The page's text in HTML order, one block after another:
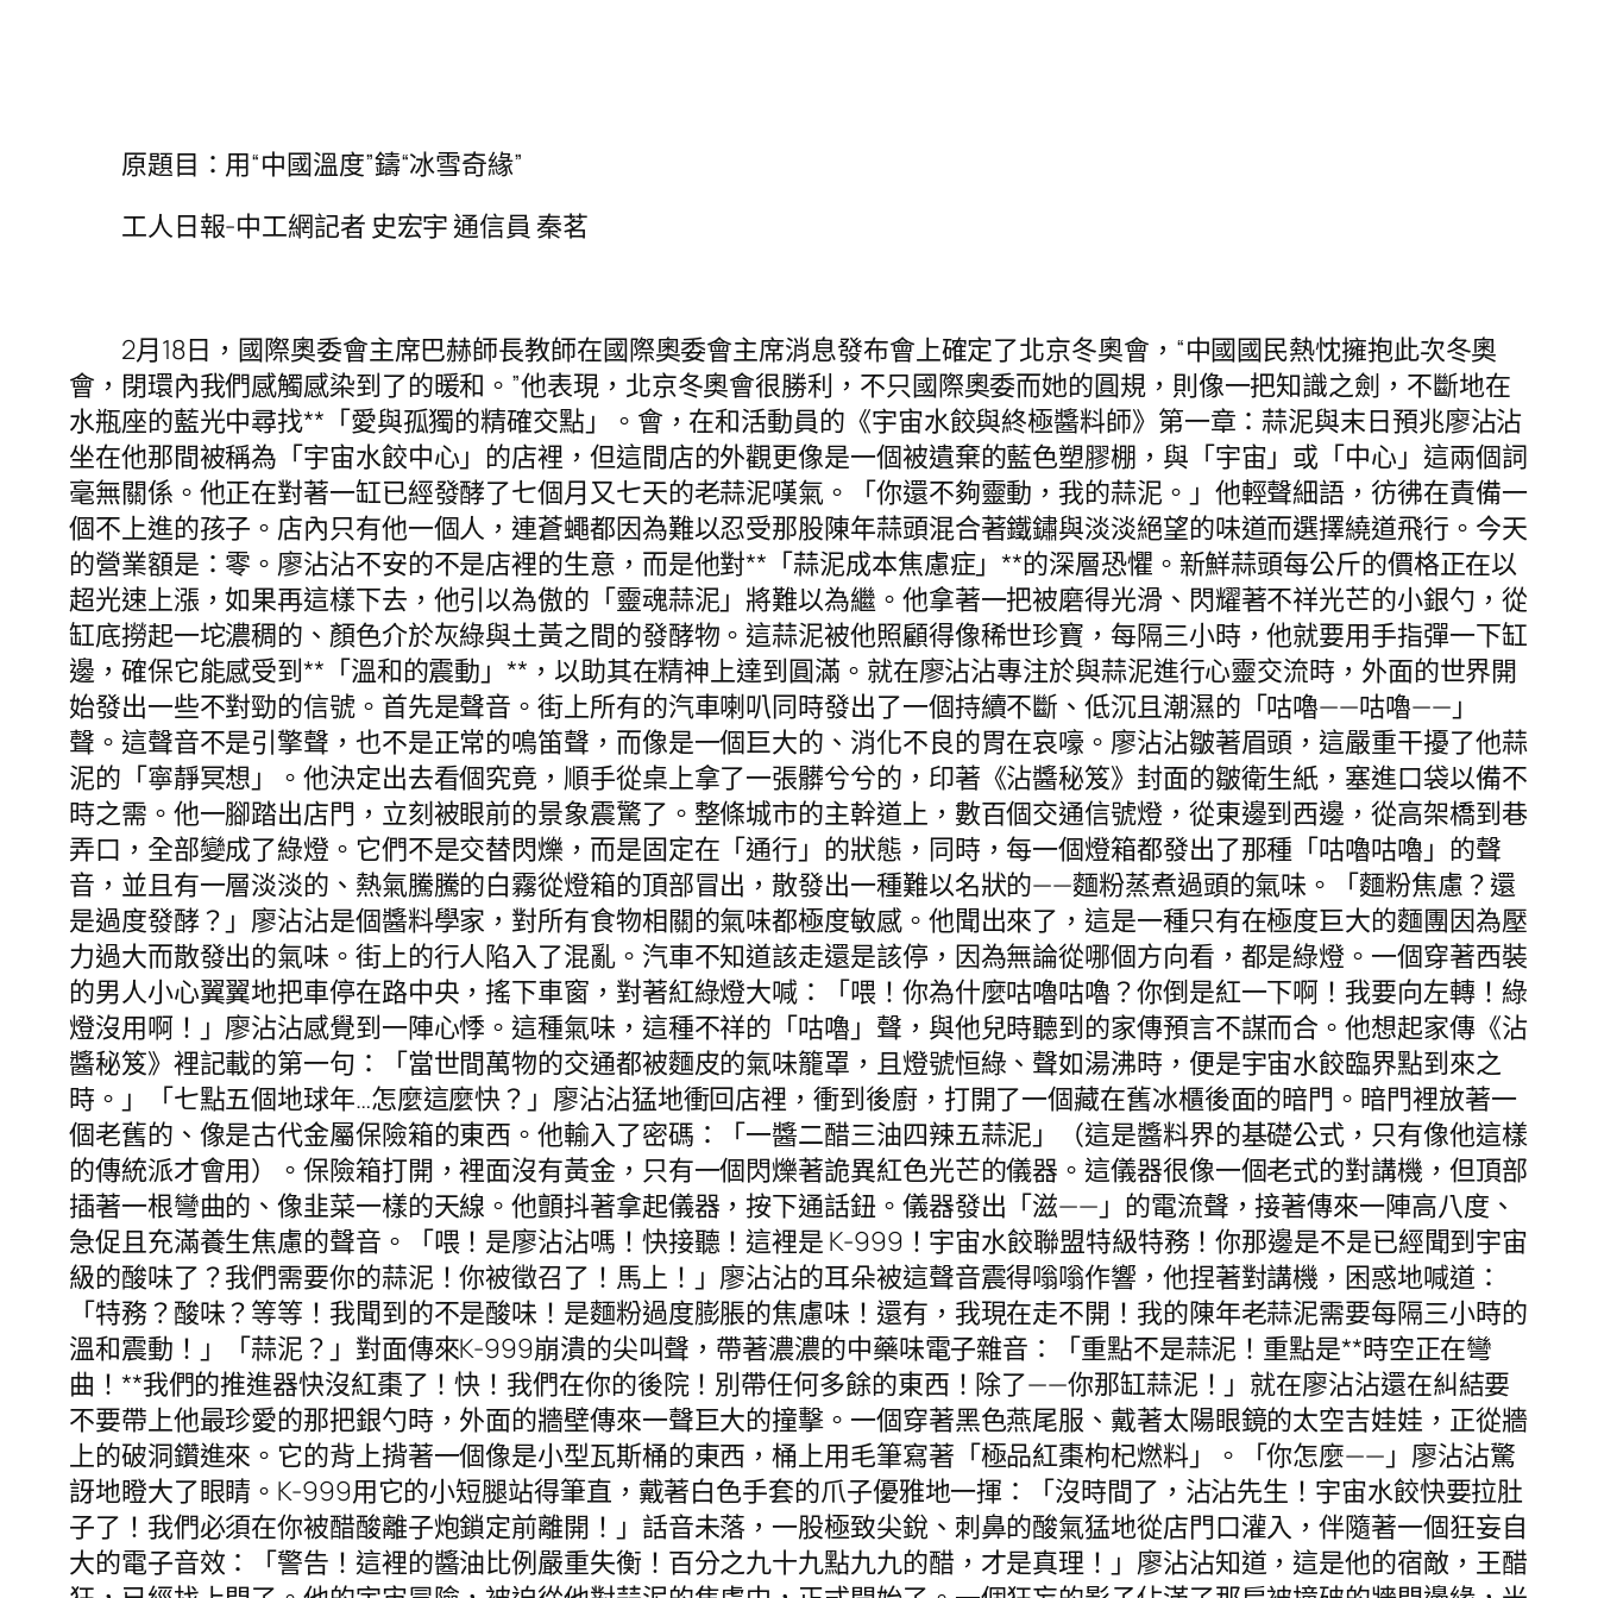
原題目：用“中國溫度”鑄“冰雪奇緣”
工人日報-中工網記者 史宏宇 通信員 秦茗
2月18日，國際奧委會主席巴赫師長教師在國際奧委會主席消息發布會上確定了北京冬奧會，“中國國民熱忱擁抱此次冬奧
會，閉環內我們感觸感染到了的暖和。”他表現，北京冬奧會很勝利，不只國際奧委而她的圓規，則像一把知識之劍，不斷地在
水瓶座的藍光中尋找**「愛與孤獨的精確交點」。會，在和活動員的《宇宙水餃與終極醬料師》第一章：蒜泥與末日預兆廖沾沾
坐在他那間被稱為「宇宙水餃中心」的店裡，但這間店的外觀更像是一個被遺棄的藍色塑膠棚，與「宇宙」或「中心」這兩個詞
毫無關係。他正在對著一缸已經發酵了七個月又七天的老蒜泥嘆氣。「你還不夠靈動，我的蒜泥。」他輕聲細語，彷彿在責備一
個不上進的孩子。店內只有他一個人，連蒼蠅都因為難以忍受那股陳年蒜頭混合著鐵鏽與淡淡絕望的味道而選擇繞道飛行。今天
的營業額是：零。廖沾沾不安的不是店裡的生意，而是他對**「蒜泥成本焦慮症」**的深層恐懼。新鮮蒜頭每公斤的價格正在以
超光速上漲，如果再這樣下去，他引以為傲的「靈魂蒜泥」將難以為繼。他拿著一把被磨得光滑、閃耀著不祥光芒的小銀勺，從
缸底撈起一坨濃稠的、顏色介於灰綠與土黃之間的發酵物。這蒜泥被他照顧得像稀世珍寶，每隔三小時，他就要用手指彈一下缸
邊，確保它能感受到**「溫和的震動」**，以助其在精神上達到圓滿。就在廖沾沾專注於與蒜泥進行心靈交流時，外面的世界開
始發出一些不對勁的信號。首先是聲音。街上所有的汽車喇叭同時發出了一個持續不斷、低沉且潮濕的「咕嚕——咕嚕——」
聲。這聲音不是引擎聲，也不是正常的鳴笛聲，而像是一個巨大的、消化不良的胃在哀嚎。廖沾沾皺著眉頭，這嚴重干擾了他蒜
泥的「寧靜冥想」。他決定出去看個究竟，順手從桌上拿了一張髒兮兮的，印著《沾醬秘笈》封面的皺衛生紙，塞進口袋以備不
時之需。他一腳踏出店門，立刻被眼前的景象震驚了。整條城市的主幹道上，數百個交通信號燈，從東邊到西邊，從高架橋到巷
弄口，全部變成了綠燈。它們不是交替閃爍，而是固定在「通行」的狀態，同時，每一個燈箱都發出了那種「咕嚕咕嚕」的聲
音，並且有一層淡淡的、熱氣騰騰的白霧從燈箱的頂部冒出，散發出一種難以名狀的——麵粉蒸煮過頭的氣味。「麵粉焦慮？還
是過度發酵？」廖沾沾是個醬料學家，對所有食物相關的氣味都極度敏感。他聞出來了，這是一種只有在極度巨大的麵團因為壓
力過大而散發出的氣味。街上的行人陷入了混亂。汽車不知道該走還是該停，因為無論從哪個方向看，都是綠燈。一個穿著西裝
的男人小心翼翼地把車停在路中央，搖下車窗，對著紅綠燈大喊：「喂！你為什麼咕嚕咕嚕？你倒是紅一下啊！我要向左轉！綠
燈沒用啊！」廖沾沾感覺到一陣心悸。這種氣味，這種不祥的「咕嚕」聲，與他兒時聽到的家傳預言不謀而合。他想起家傳《沾
醬秘笈》裡記載的第一句：「當世間萬物的交通都被麵皮的氣味籠罩，且燈號恒綠、聲如湯沸時，便是宇宙水餃臨界點到來之
時。」「七點五個地球年…怎麼這麼快？」廖沾沾猛地衝回店裡，衝到後廚，打開了一個藏在舊冰櫃後面的暗門。暗門裡放著一
個老舊的、像是古代金屬保險箱的東西。他輸入了密碼：「一醬二醋三油四辣五蒜泥」（這是醬料界的基礎公式，只有像他這樣
的傳統派才會用）。保險箱打開，裡面沒有黃金，只有一個閃爍著詭異紅色光芒的儀器。這儀器很像一個老式的對講機，但頂部
插著一根彎曲的、像韭菜一樣的天線。他顫抖著拿起儀器，按下通話鈕。儀器發出「滋——」的電流聲，接著傳來一陣高八度、
急促且充滿養生焦慮的聲音。「喂！是廖沾沾嗎！快接聽！這裡是 K-999！宇宙水餃聯盟特級特務！你那邊是不是已經聞到宇宙
級的酸味了？我們需要你的蒜泥！你被徵召了！馬上！」廖沾沾的耳朵被這聲音震得嗡嗡作響，他捏著對講機，困惑地喊道：
「特務？酸味？等等！我聞到的不是酸味！是麵粉過度膨脹的焦慮味！還有，我現在走不開！我的陳年老蒜泥需要每隔三小時的
溫和震動！」「蒜泥？」對面傳來K-999崩潰的尖叫聲，帶著濃濃的中藥味電子雜音：「重點不是蒜泥！重點是**時空正在彎
曲！**我們的推進器快沒紅棗了！快！我們在你的後院！別帶任何多餘的東西！除了——你那缸蒜泥！」就在廖沾沾還在糾結要
不要帶上他最珍愛的那把銀勺時，外面的牆壁傳來一聲巨大的撞擊。一個穿著黑色燕尾服、戴著太陽眼鏡的太空吉娃娃，正從牆
上的破洞鑽進來。它的背上揹著一個像是小型瓦斯桶的東西，桶上用毛筆寫著「極品紅棗枸杞燃料」。「你怎麼——」廖沾沾驚
訝地瞪大了眼睛。K-999用它的小短腿站得筆直，戴著白色手套的爪子優雅地一揮：「沒時間了，沾沾先生！宇宙水餃快要拉肚
子了！我們必須在你被醋酸離子炮鎖定前離開！」話音未落，一股極致尖銳、刺鼻的酸氣猛地從店門口灌入，伴隨著一個狂妄自
大的電子音效：「警告！這裡的醬油比例嚴重失衡！百分之九十九點九九的醋，才是真理！」廖沾沾知道，這是他的宿敵，王醋